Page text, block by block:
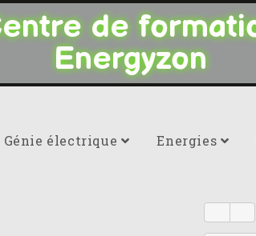
de
Energyzon
Génie électrique Energies